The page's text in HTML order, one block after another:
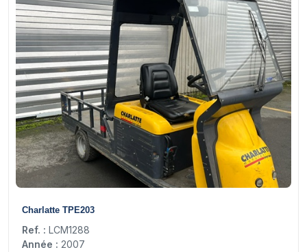
Charlatte TPE203
Ref. : LCM1288
Année : 2007